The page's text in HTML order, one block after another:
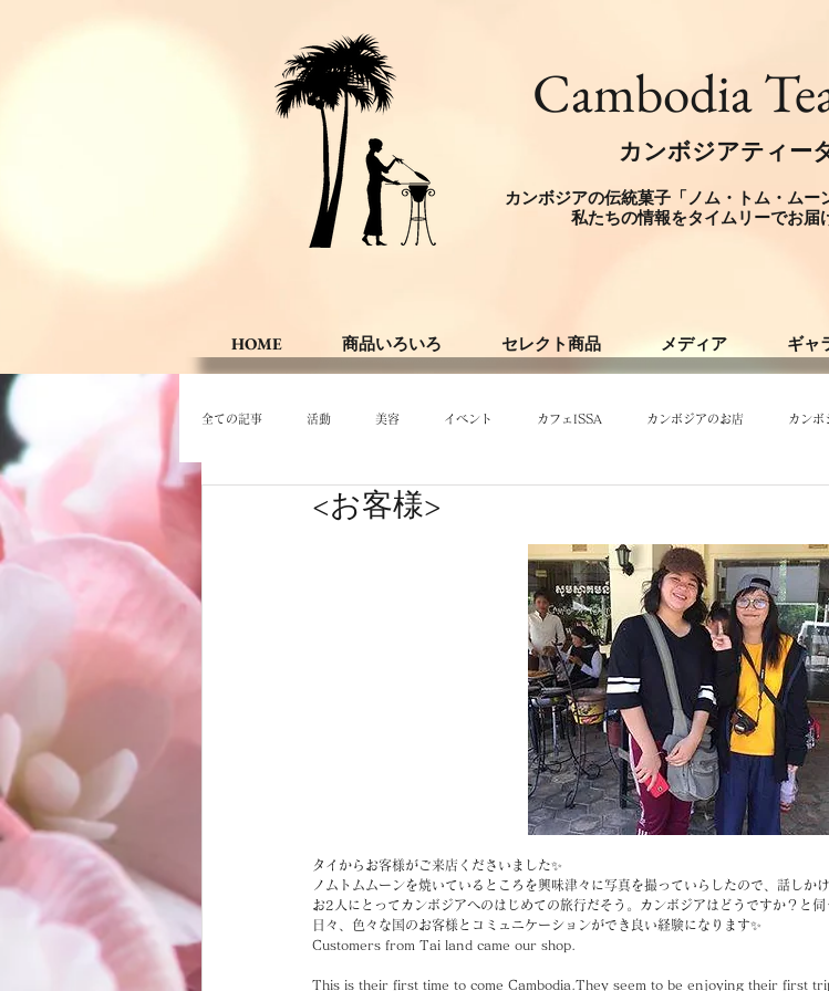
​Cambodia
カンボジアティー
カンボジアの伝統菓子「ノム・トム・ムー
私たちの情報をタイムリーでお届
HOME 商品いろいろ セレクト商品 メディア ギャ
全ての記事 活動 美容 イベント カフェISSA カンボジアのお店 カンボ
商品 ノムトムムーン
<お客様>
タイからお客様がご来店くださいました✨
ノムトムムーンを焼いているところを興味津々に写真を撮っていらしたので、話しか
お2人にとってカンボジアへのはじめての旅行だそう。カンボジアはどうですか？と
日々、色々な国のお客様とコミュニケーションができ良い経験になります✨
Customers from Tai land came our shop.
This is their first time to come Cambodia.They seem to be enjoying their first